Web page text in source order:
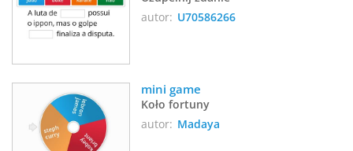
autor: U70586266
mini game
Koło fortuny
autor: Madaya